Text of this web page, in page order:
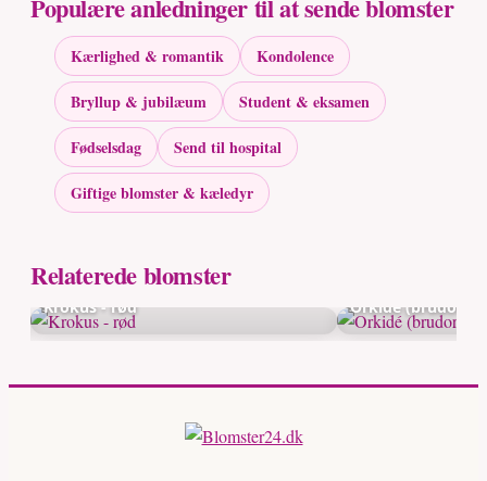
Populære anledninger til at sende blomster
Kærlighed & romantik
Kondolence
Bryllup & jubilæum
Student & eksamen
Fødselsdag
Send til hospital
Giftige blomster & kæledyr
Relaterede blomster
Krokus - rød Orkidé